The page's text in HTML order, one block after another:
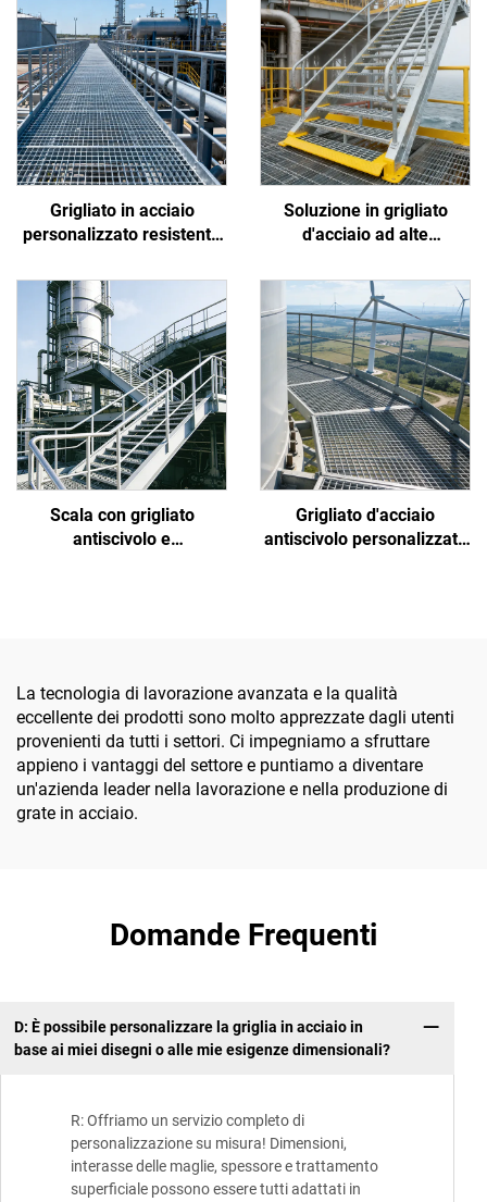
Grigliato in acciaio
personalizzato resistente
alcali per impianti chimici
e petrolchimici
Soluzione in grigliato
d'acciaio ad alte
nebbia salina costiera,
previene scivolamenti dei
lavoratori e riduce
l'accumulo di sporco
Scala con grigliato
antiscivolo e
Grigliato d'acciaio
antiscivolo personalizzato
alta resistenza, resistenza
alla corrosione, facile
installazione e dimensioni
personalizzabili
La tecnologia di lavorazione avanzata e la qualità
eccellente dei prodotti sono molto apprezzate dagli utenti
provenienti da tutti i settori. Ci impegniamo a sfruttare
appieno i vantaggi del settore e puntiamo a diventare
un'azienda leader nella lavorazione e nella produzione di
grate in acciaio.
Domande Frequenti
D: È possibile personalizzare la griglia in acciaio in
base ai miei disegni o alle mie esigenze dimensionali?
R: Offriamo un servizio completo di
personalizzazione su misura! Dimensioni,
interasse delle maglie, spessore e trattamento
superficiale possono essere tutti adattati in